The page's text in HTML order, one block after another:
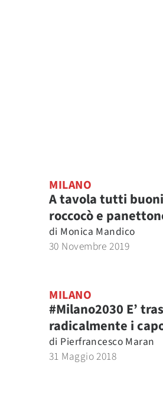
MILANO
A tavola tutti
roccocò e
di Monica Mandico
30 Novembre 2019
MILANO
#Milano2030 E’
radicalmente i
di Pierfrancesco Maran
31 Maggio 2018